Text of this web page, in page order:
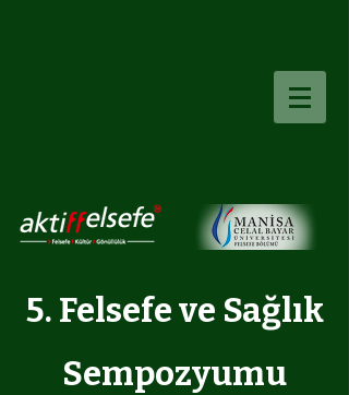
5. Felsefe ve Sağlık
Sempozyumu